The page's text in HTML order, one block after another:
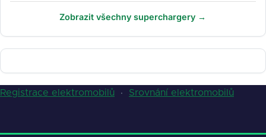
Zobrazit všechny superchargery →
Registrace elektromobilů · Srovnání elektromobilů